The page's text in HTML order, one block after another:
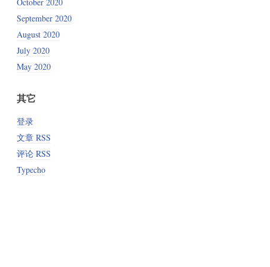
September 2020
August 2020
July 2020
May 2020
其它
登录
文章 RSS
评论 RSS
Typecho